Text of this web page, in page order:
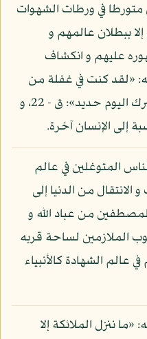
متورطا في ورطات الشهوات
ببطلان عالمهم و
عليهم و انكشاف
«لقد كنت في غفلة من
هذا فكشفنا عنك غطاءك فبصرك اليوم حديد»: ق - 22، و
إلى الإنسان آخرة.
المتوغلين في عالم
من الدنيا إلى
من عباد الله و
الملازمين لساحة قربه
الشهادة كالأنبياء
ننزل الملائكة إلا